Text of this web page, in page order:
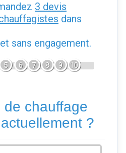
3 devis
dans
sans engagement.
5 6 7 8 9 10
de chauffage
?